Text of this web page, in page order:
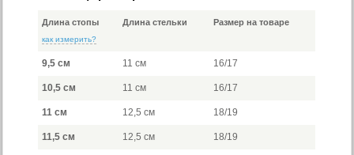
Длина стопы
как измерить?
Длина стельки Размер на товаре
9,5 см 11 см 16/17
10,5 см 11 см 16/17
11 см 12,5 см 18/19
11,5 см 12,5 см 18/19